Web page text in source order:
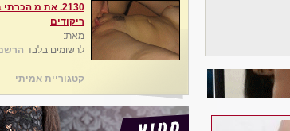
2130. את מ
ריקודים
מאת:
לרשומים בלבד
קטגוריית אמיתי